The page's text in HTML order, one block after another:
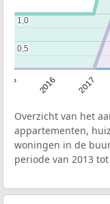
2016 2017
0,5
0,5
1,0
1,0
Overzicht van het
appartementen,
woningen in de
periode van 2013